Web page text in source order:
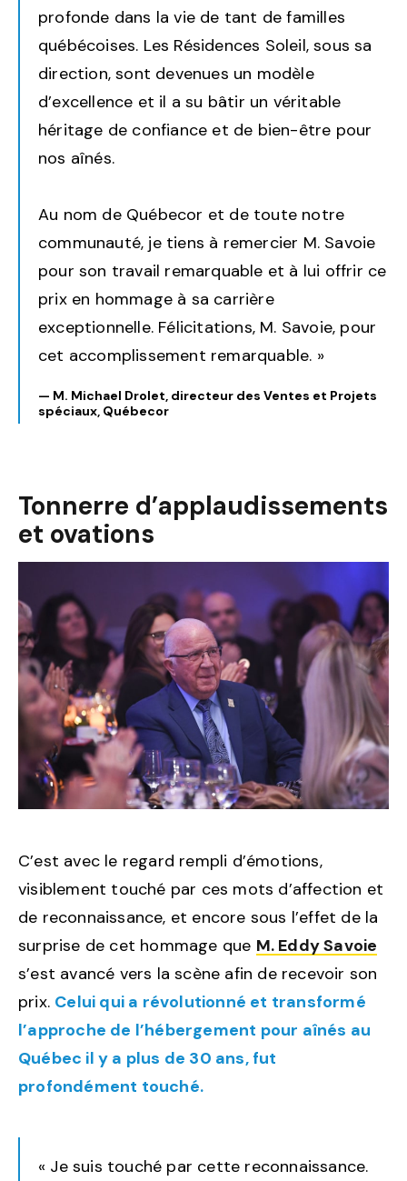
profonde dans la vie de tant de familles
québécoises. Les Résidences Soleil, sous sa
direction, sont devenues un modèle
d’excellence et il a su bâtir un véritable
héritage de confiance et de bien-être pour
nos aînés.
Au nom de Québecor et de toute notre
communauté, je tiens à remercier M. Savoie
pour son travail remarquable et à lui offrir ce
prix en hommage à sa carrière
exceptionnelle. Félicitations, M. Savoie, pour
cet accomplissement remarquable. »
— M. Michael Drolet, directeur des Ventes et Projets
spéciaux, Québecor
Tonnerre d’applaudissements
et ovations
C’est avec le regard rempli d’émotions,
visiblement touché par ces mots d’affection et
de reconnaissance, et encore sous l’effet de la
surprise de cet hommage que M. Eddy Savoie
s’est avancé vers la scène afin de recevoir son
prix. Celui qui a révolutionné et transformé
l’approche de l’hébergement pour aînés au
Québec il y a plus de 30 ans, fut
profondément touché.
« Je suis touché par cette reconnaissance.